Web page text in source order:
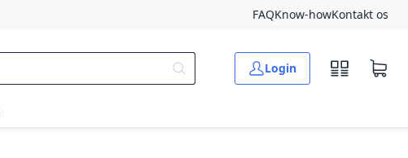
FAQKnow-howKontakt os
Login